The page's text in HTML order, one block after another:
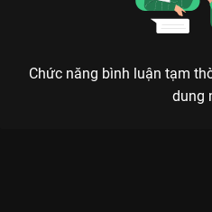
Chức năng bình luận tạm
dung